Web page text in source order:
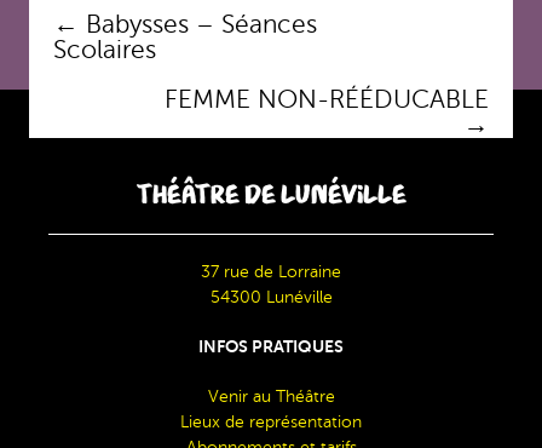
Navigation
des
← Babysses – Séances
Scolaires
FEMME NON-RÉÉDUCABLE
→
THÉÂTRE DE LUNÉVILLE
37 rue de Lorraine
54300 Lunéville
INFOS PRATIQUES
Venir au Théâtre
Lieux de représentation